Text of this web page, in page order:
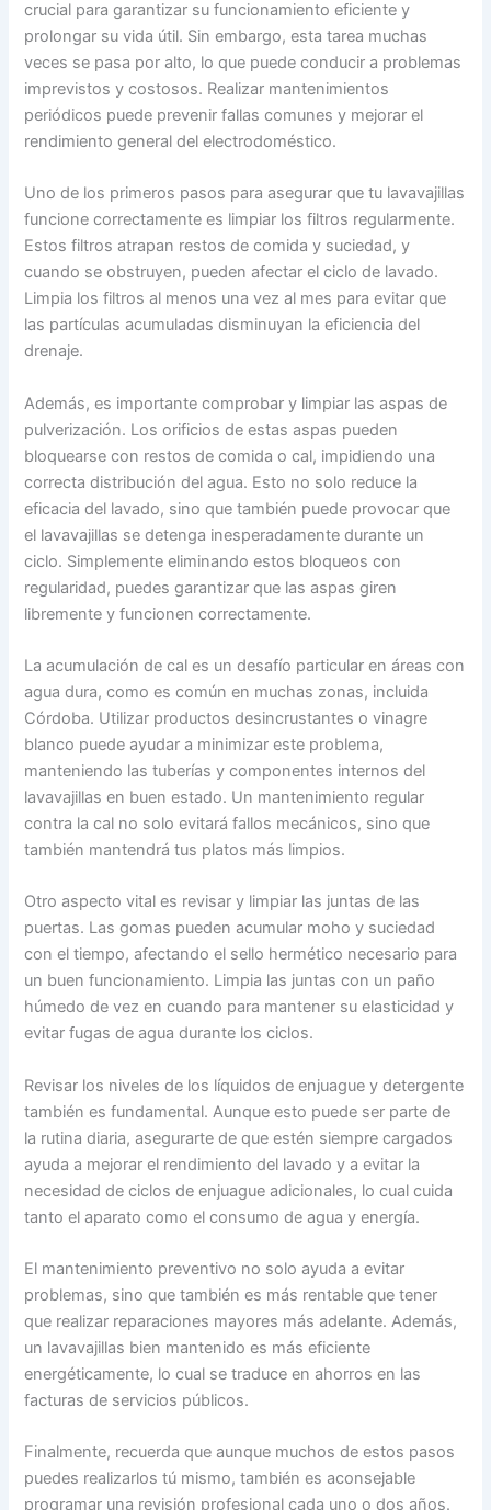
crucial para garantizar su funcionamiento eficiente y
prolongar su vida útil. Sin embargo, esta tarea muchas
veces se pasa por alto, lo que puede conducir a problemas
imprevistos y costosos. Realizar mantenimientos
periódicos puede prevenir fallas comunes y mejorar el
rendimiento general del electrodoméstico.
Uno de los primeros pasos para asegurar que tu lavavajillas
funcione correctamente es limpiar los filtros regularmente.
Estos filtros atrapan restos de comida y suciedad, y
cuando se obstruyen, pueden afectar el ciclo de lavado.
Limpia los filtros al menos una vez al mes para evitar que
las partículas acumuladas disminuyan la eficiencia del
drenaje.
Además, es importante comprobar y limpiar las aspas de
pulverización. Los orificios de estas aspas pueden
bloquearse con restos de comida o cal, impidiendo una
correcta distribución del agua. Esto no solo reduce la
eficacia del lavado, sino que también puede provocar que
el lavavajillas se detenga inesperadamente durante un
ciclo. Simplemente eliminando estos bloqueos con
regularidad, puedes garantizar que las aspas giren
libremente y funcionen correctamente.
La acumulación de cal es un desafío particular en áreas con
agua dura, como es común en muchas zonas, incluida
Córdoba. Utilizar productos desincrustantes o vinagre
blanco puede ayudar a minimizar este problema,
manteniendo las tuberías y componentes internos del
lavavajillas en buen estado. Un mantenimiento regular
contra la cal no solo evitará fallos mecánicos, sino que
también mantendrá tus platos más limpios.
Otro aspecto vital es revisar y limpiar las juntas de las
puertas. Las gomas pueden acumular moho y suciedad
con el tiempo, afectando el sello hermético necesario para
un buen funcionamiento. Limpia las juntas con un paño
húmedo de vez en cuando para mantener su elasticidad y
evitar fugas de agua durante los ciclos.
Revisar los niveles de los líquidos de enjuague y detergente
también es fundamental. Aunque esto puede ser parte de
la rutina diaria, asegurarte de que estén siempre cargados
ayuda a mejorar el rendimiento del lavado y a evitar la
necesidad de ciclos de enjuague adicionales, lo cual cuida
tanto el aparato como el consumo de agua y energía.
El mantenimiento preventivo no solo ayuda a evitar
problemas, sino que también es más rentable que tener
que realizar reparaciones mayores más adelante. Además,
un lavavajillas bien mantenido es más eficiente
energéticamente, lo cual se traduce en ahorros en las
facturas de servicios públicos.
Finalmente, recuerda que aunque muchos de estos pasos
puedes realizarlos tú mismo, también es aconsejable
programar una revisión profesional cada uno o dos años.